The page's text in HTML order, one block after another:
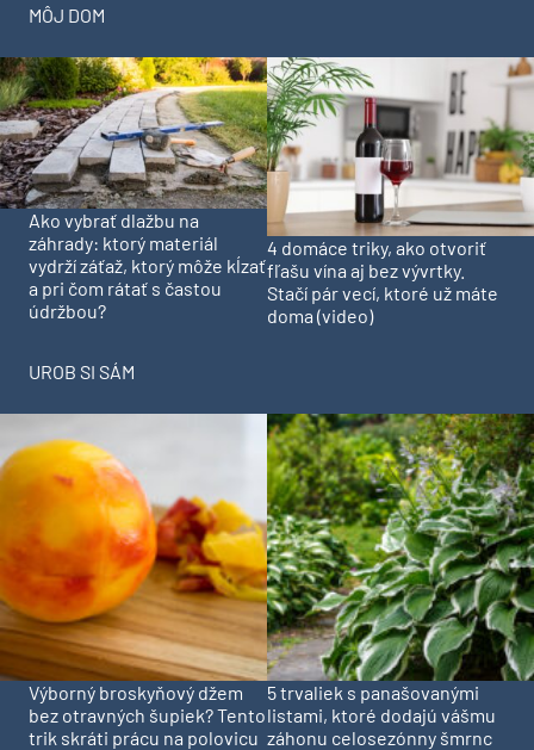
MÔJ DOM
Ako vybrať dlažbu na
záhrady: ktorý materiál
vydrží záťaž, ktorý môže kĺzať
a pri čom rátať s častou
údržbou?
4 domáce triky, ako otvoriť
fľašu vína aj bez vývrtky.
Stačí pár vecí, ktoré už máte
doma (video)
UROB SI SÁM
Výborný broskyňový džem
bez otravných šupiek? Tento
trik skráti prácu na polovicu
5 trvaliek s panašovanými
listami, ktoré dodajú vášmu
záhonu celosezónny šmrnc